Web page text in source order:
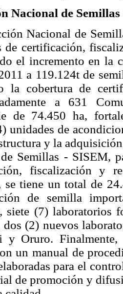
Nacional de Semillas
Nacional de
de certificación,
el incremento en la
a 119.124t de
la cobertura de
a 631
de 74.450 ha,
unidades de
y la
de Semillas - SISEM,
fiscalización y
se tiene un total de
de semilla
siete (7) laboratorios
dos (2) nuevos
y Oruro.
un manual de
para el
de promoción y